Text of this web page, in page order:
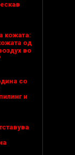
кожата:
од
во
со
и